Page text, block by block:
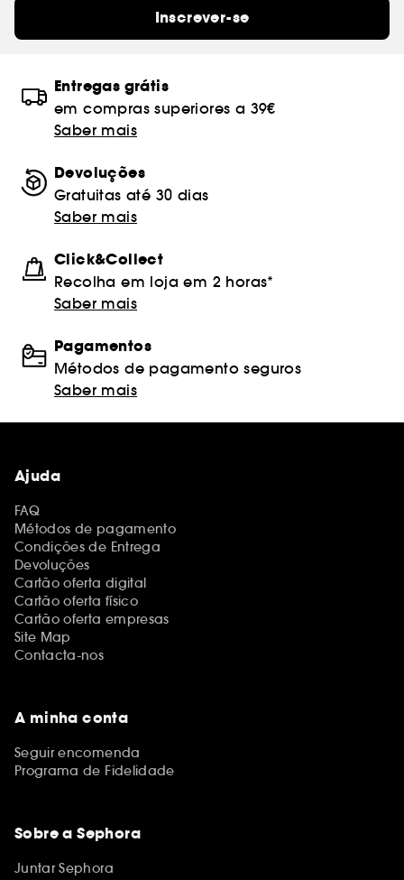
Inscrever-se
Entregas grátis
em compras superiores a 39€
Saber mais
Devoluções
Gratuitas até 30 dias
Saber mais
Click&Collect
Recolha em loja em 2 horas*
Saber mais
Pagamentos
Métodos de pagamento seguros
Saber mais
Ajuda
FAQ
Métodos de pagamento
Condições de Entrega
Devoluções
Cartão oferta digital
Cartão oferta físico
Cartão oferta empresas
Site Map
Contacta-nos
A minha conta
Seguir encomenda
Programa de Fidelidade
Sobre a Sephora
Juntar Sephora